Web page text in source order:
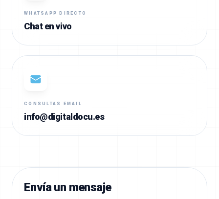
WHATSAPP DIRECTO
Chat en vivo
CONSULTAS EMAIL
info@digitaldocu.es
Envía un mensaje